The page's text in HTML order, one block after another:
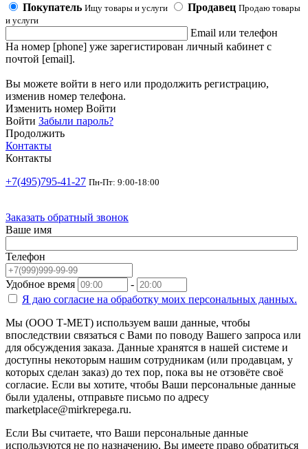
Покупатель Ищу товары и услуги Продавец Продаю товары
и услуги
Email или телефон
На номер [phone] уже зарегистирован личный кабинет с
почтой [email].
Вы можете войти в него или продолжить регистрацию,
изменив номер телефона.
Изменить номер Войти
Войти Забыли пароль?
Продолжить
Контакты
Контакты
+7(495)795-41-27 Пн-Пт: 9:00-18:00
Заказать обратный звонок
Ваше имя
Телефон
Удобное время
-
Я даю согласие на обработку моих персональных данных.
Мы (ООО Т-МЕТ) используем ваши данные, чтобы
впоследствии связаться с Вами по поводу Вашего запроса или
для обсуждения заказа. Данные хранятся в нашей системе и
доступны некоторым нашим сотрудникам (или продавцам, у
которых сделан заказ) до тех пор, пока вы не отзовёте своё
согласие. Если вы хотите, чтобы Ваши персональные данные
были удалены, отправьте письмо по адресу
marketplace@mirkrepega.ru.
Если Вы считаете, что Ваши персональные данные
используются не по назначению, Вы имеете право обратиться